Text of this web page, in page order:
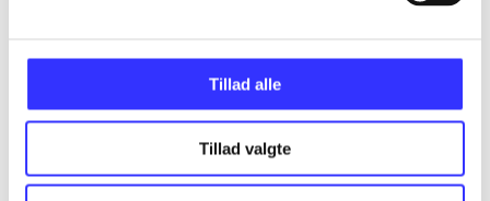
Tillad alle
Tillad valgte
...